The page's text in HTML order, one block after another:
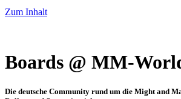
Zum Inhalt
Boards @ MM-
Die deutsche Community rund um die Might and